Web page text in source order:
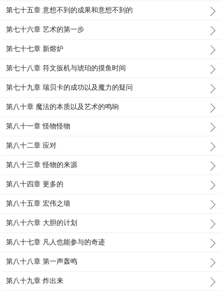
第七十五章 意想不到的成果和意想不到的
第七十六章 艺术的第一步
第七十七章 新熔炉
第七十八章 符文扳机与琥珀的摸鱼时间
第七十九章 瑞贝卡的成功以及魔力的疑问
第八十章 魔法的本质以及艺术的鸣响
第八十一章 怪物怪物
第八十二章 应对
第八十三章 怪物的来源
第八十四章 更多的
第八十五章 宏伟之墙
第八十六章 大胆的计划
第八十七章 凡人也能参与的奇迹
第八十八章 第一声轰鸣
第八十九章 炸出来